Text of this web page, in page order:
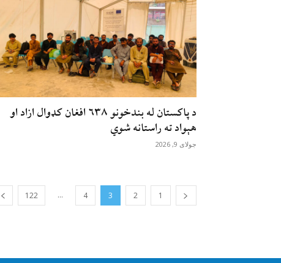
د پاکستان له بندخونو ۶۳۸ افغان کډوال ازاد او
هېواد ته راستانه شوي
جولای 9, 2026
1
2
3
4
...
122